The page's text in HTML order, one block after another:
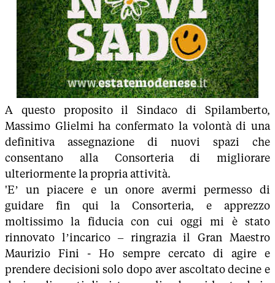
A questo proposito il Sindaco di Spilamberto,
Massimo Glielmi ha confermato la volontà di una
definitiva assegnazione di nuovi spazi che
consentano alla Consorteria di migliorare
ulteriormente la propria attività.
'E’ un piacere e un onore avermi permesso di
guidare fin qui la Consorteria, e apprezzo
moltissimo la fiducia con cui oggi mi è stato
rinnovato l’incarico – ringrazia il Gran Maestro
Maurizio Fini - Ho sempre cercato di agire e
prendere decisioni solo dopo aver ascoltato decine e